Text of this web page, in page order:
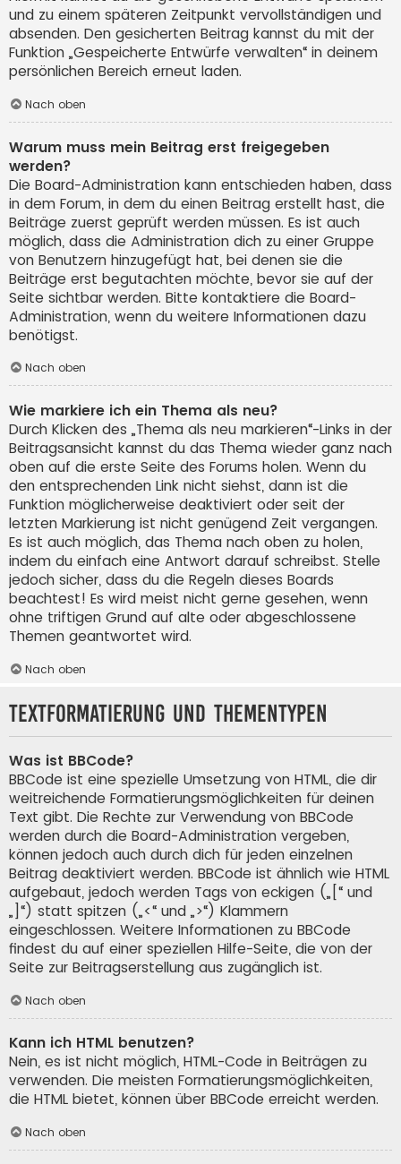
und zu einem späteren Zeitpunkt vervollständigen und
absenden. Den gesicherten Beitrag kannst du mit der
Funktion „Gespeicherte Entwürfe verwalten“ in deinem
persönlichen Bereich erneut laden.
Nach oben
Warum muss mein Beitrag erst freigegeben
werden?
Die Board-Administration kann entschieden haben, dass
in dem Forum, in dem du einen Beitrag erstellt hast, die
Beiträge zuerst geprüft werden müssen. Es ist auch
möglich, dass die Administration dich zu einer Gruppe
von Benutzern hinzugefügt hat, bei denen sie die
Beiträge erst begutachten möchte, bevor sie auf der
Seite sichtbar werden. Bitte kontaktiere die Board-
Administration, wenn du weitere Informationen dazu
benötigst.
Nach oben
Wie markiere ich ein Thema als neu?
Durch Klicken des „Thema als neu markieren“-Links in der
Beitragsansicht kannst du das Thema wieder ganz nach
oben auf die erste Seite des Forums holen. Wenn du
den entsprechenden Link nicht siehst, dann ist die
Funktion möglicherweise deaktiviert oder seit der
letzten Markierung ist nicht genügend Zeit vergangen.
Es ist auch möglich, das Thema nach oben zu holen,
indem du einfach eine Antwort darauf schreibst. Stelle
jedoch sicher, dass du die Regeln dieses Boards
beachtest! Es wird meist nicht gerne gesehen, wenn
ohne triftigen Grund auf alte oder abgeschlossene
Themen geantwortet wird.
Nach oben
Textformatierung und Thementypen
Was ist BBCode?
BBCode ist eine spezielle Umsetzung von HTML, die dir
weitreichende Formatierungsmöglichkeiten für deinen
Text gibt. Die Rechte zur Verwendung von BBCode
werden durch die Board-Administration vergeben,
können jedoch auch durch dich für jeden einzelnen
Beitrag deaktiviert werden. BBCode ist ähnlich wie HTML
aufgebaut, jedoch werden Tags von eckigen („[“ und
„]“) statt spitzen („<“ und „>“) Klammern
eingeschlossen. Weitere Informationen zu BBCode
findest du auf einer speziellen Hilfe-Seite, die von der
Seite zur Beitragserstellung aus zugänglich ist.
Nach oben
Kann ich HTML benutzen?
Nein, es ist nicht möglich, HTML-Code in Beiträgen zu
verwenden. Die meisten Formatierungsmöglichkeiten,
die HTML bietet, können über BBCode erreicht werden.
Nach oben